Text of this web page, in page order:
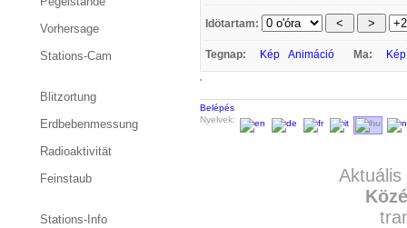
Idötartam:
Tegnap: Kép Animáció Ma: Kép
Belépés
Nyelvek:
Vorhersage
Stations-Cam
Blitzortung
Erdbebenmessung
Radioaktivität
Feinstaub
Stations-Info